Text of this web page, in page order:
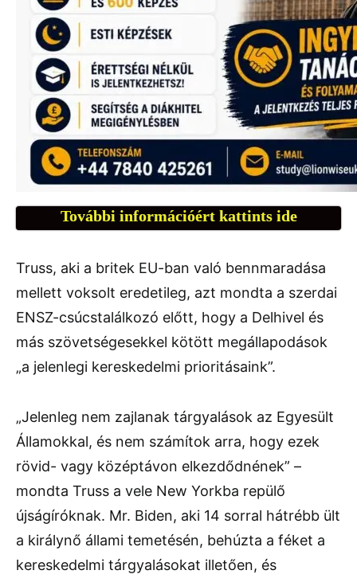
További információért kattints ide
Truss, aki a britek EU-ban való bennmaradása
mellett voksolt eredetileg, azt mondta a szerdai
ENSZ-csúcstalálkozó előtt, hogy a Delhivel és
más szövetségesekkel kötött megállapodások
„a jelenlegi kereskedelmi prioritásaink”.
„Jelenleg nem zajlanak tárgyalások az Egyesült
Államokkal, és nem számítok arra, hogy ezek
rövid- vagy középtávon elkezdődnének” –
mondta Truss a vele New Yorkba repülő
újságíróknak. Mr. Biden, aki 14 sorral hátrébb ült
a királynő állami temetésén, behúzta a féket a
kereskedelmi tárgyalásokat illetően, és